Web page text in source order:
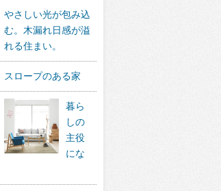
やさしい光が包み込
む。木漏れ日感が溢
れる住まい。
スロープのある家
暮ら
しの
主役
にな